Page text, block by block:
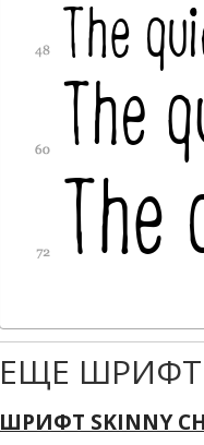
ЕЩЕ
ШРИФТ SKINNY